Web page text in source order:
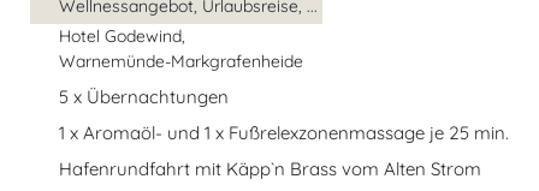
Wellnessangebot, Urlaubsreise, ...
Hotel Godewind,
Warnemünde-Markgrafenheide
5 x Übernachtungen
1 x Aromaöl- und 1 x Fußrelexzonenmassage je 25 min.
Hafenrundfahrt mit Käpp`n Brass vom Alten Strom